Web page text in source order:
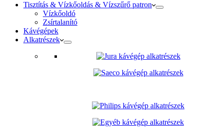
Tisztítás & Vízkőoldás & Vízszűrő patron
Vízkőoldó
Zsírtalanító
Kávégépek
Alkatrészek